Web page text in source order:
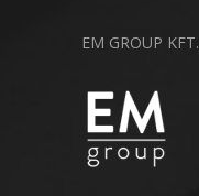
EM GROUP KFT.